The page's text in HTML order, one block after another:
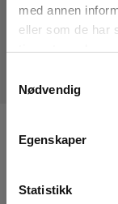
med annen
eller som de har
tjenestene deres.
Nødvendig
Egenskaper
Statistikk
Tekniske
Registrere
med våre